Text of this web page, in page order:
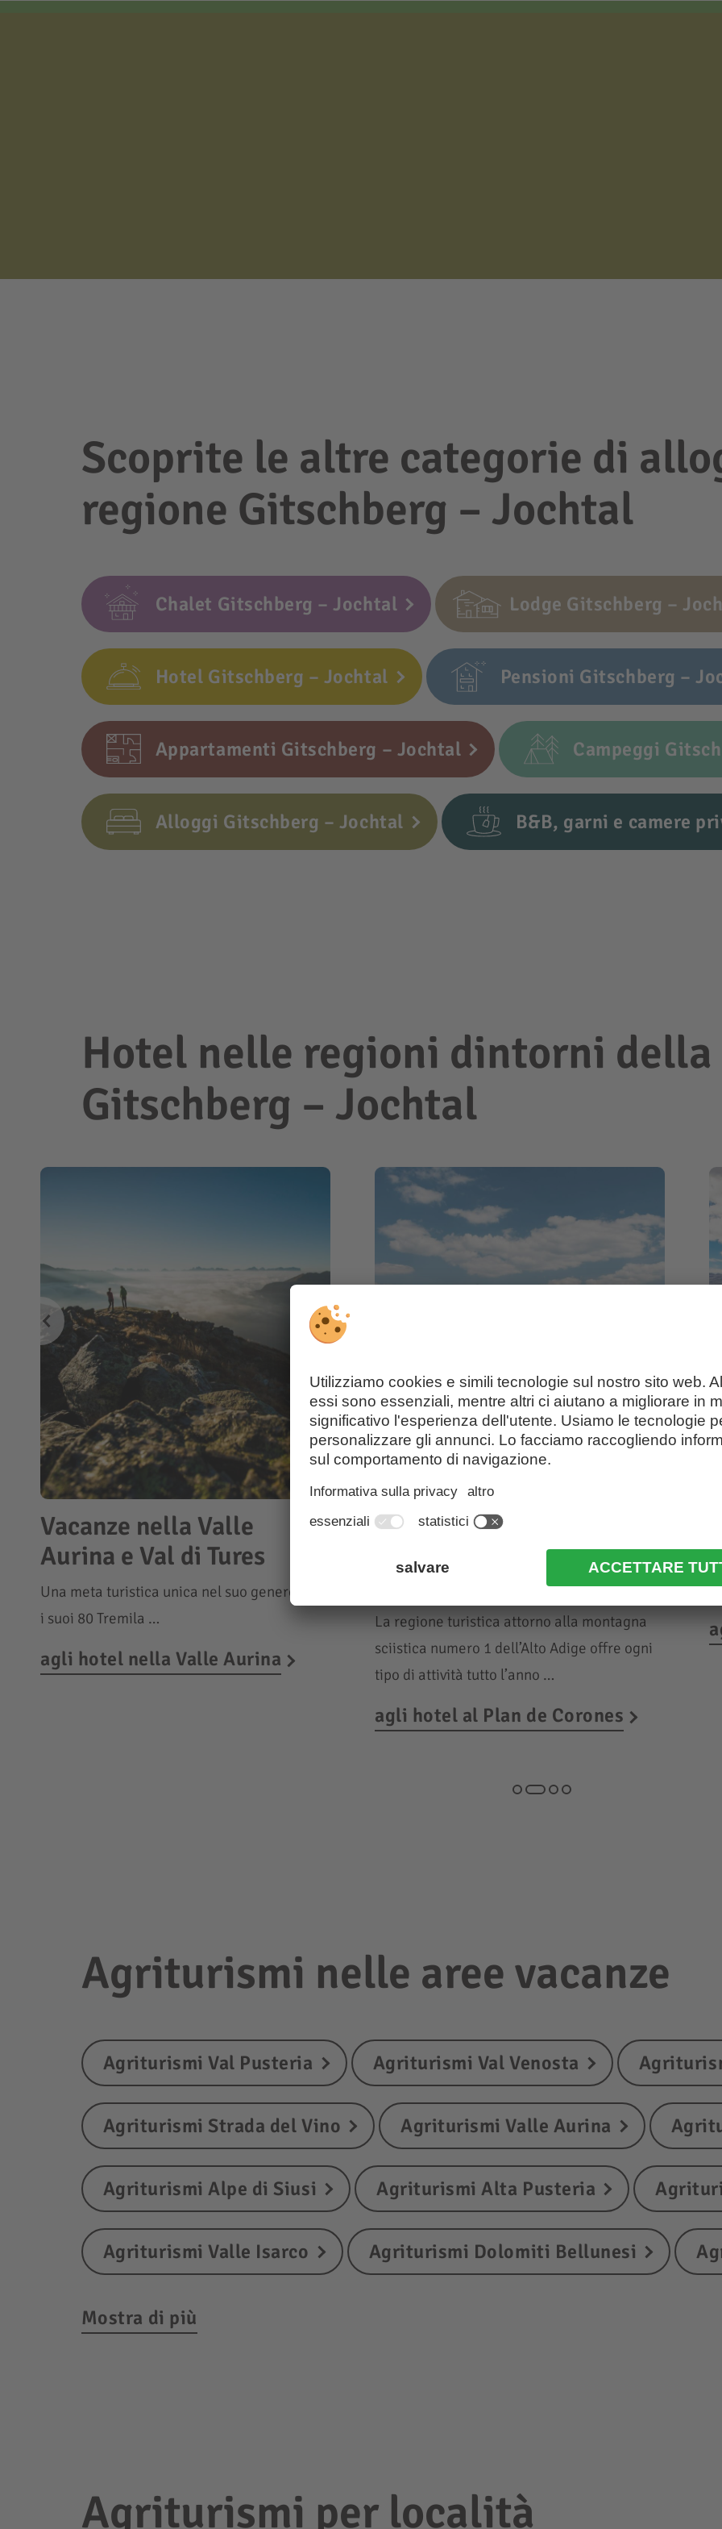
Scoprite le altre categorie di
regione Gitschberg – Jochtal
Chalet Gitschberg – Jochtal Lodge Gitschberg –
Hotel Gitschberg – Jochtal Pensioni Gitschberg –
Appartamenti Gitschberg – Jochtal Campeggi
Alloggi Gitschberg – Jochtal B&B, garni e camere
Hotel nelle regioni dintorni della
Gitschberg – Jochtal
Vacanze nella Valle
Aurina e Val di Tures
Una meta turistica unica nel suo genere, con
i suoi 80 Tremila …
agli hotel nella Valle Aurina
Vacanze nella regione
dolomitica
Plan de Corones
La regione turistica attorno alla montagna
sciistica numero 1 dell’Alto Adige offre ogni
tipo di attività tutto l’anno …
agli hotel al Plan de Corones
Agriturismi nelle aree vacanze
Agriturismi Val Pusteria Agriturismi Val Venosta
Agriturismi Strada del Vino Agriturismi Valle Aurina
Agriturismi Alpe di Siusi Agriturismi Alta Pusteria
Agriturismi Valle Isarco Agriturismi Dolomiti Bellunesi
Mostra di più
Agriturismi per località